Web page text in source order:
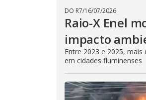
DO R7/16/07/2026
Raio-X Enel
impacto
Entre 2023 e 2025,
em cidades fluminenses